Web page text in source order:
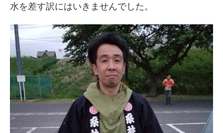
水を差す訳にはいきませんでした。